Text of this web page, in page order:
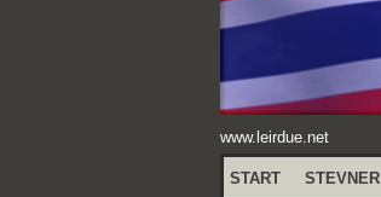
www.leirdue.net
START STEVNER